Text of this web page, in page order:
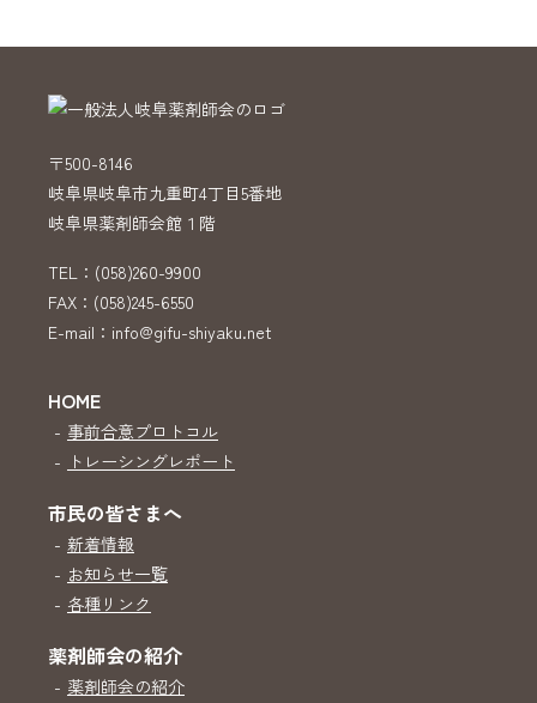
〒500-8146
岐阜県岐阜市九重町4丁目5番地
岐阜県薬剤師会館１階
TEL：(058)260-9900
FAX：(058)245-6550
E-mail：info@gifu-shiyaku.net
HOME
- 事前合意プロトコル
- トレーシングレポート
市民の皆さまへ
- 新着情報
- お知らせ一覧
- 各種リンク
薬剤師会の紹介
- 薬剤師会の紹介